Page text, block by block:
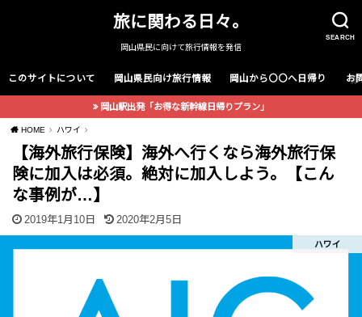
SEARCH
旅に関わる日々。
岡山県民に向けて旅行情報を発信
このサイトについて 岡山県民向け旅行情報 岡山から〇〇へ日帰り お
岡山駅出発「お得な新幹線日帰りプラン」
HOME ハワイ
【海外旅行保険】海外へ行くなら海外旅行保
険に加入は必須。絶対に加入しよう。【こん
な事例が…】
2019年1月10日 2020年2月5日
ハワイ